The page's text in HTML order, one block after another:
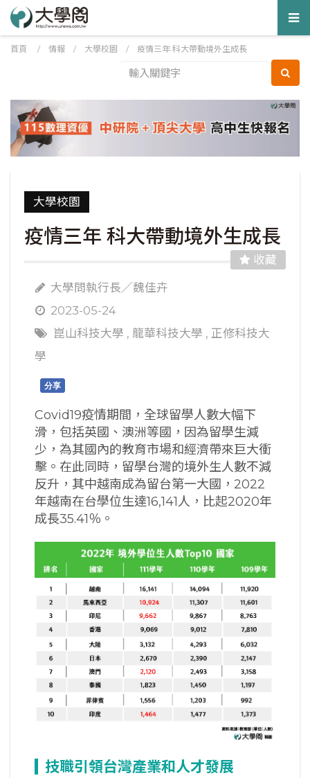
首頁 / 情報 / 大學校園 / 疫情三年 科大帶動境外生成長
大學校園
疫情三年 科大帶動境外生成長
收藏
大學問執行長／魏佳卉
2023-05-24
崑山科技大學 , 龍華科技大學 , 正修科技大
學
分享
Covid19疫情期間，全球留學人數大幅下
滑，包括英國、澳洲等國，因為留學生減
少，為其國內的教育市場和經濟帶來巨大衝
擊。在此同時，留學台灣的境外生人數不減
反升，其中越南成為留台第一大國，2022
年越南在台學位生達16,141人，比起2020年
成長35.41％。
技職引領台灣產業和人才發展